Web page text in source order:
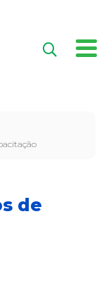
de